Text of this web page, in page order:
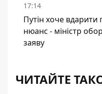
17:14
Путін хоче вдарити
нюанс - міністр
заяву
ЧИТАЙТЕ